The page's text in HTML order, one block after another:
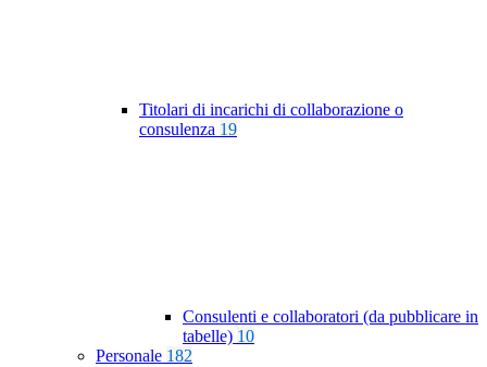
Titolari di incarichi di collaborazione o
consulenza 19
Consulenti e collaboratori (da pubblicare in
tabelle) 10
Personale 182